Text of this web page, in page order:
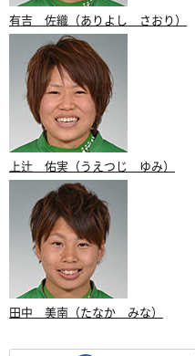
有吉 佐織（ありよし さおり）
上辻 佑実（うえつじ ゆみ）
田中 美南（たなか みな）